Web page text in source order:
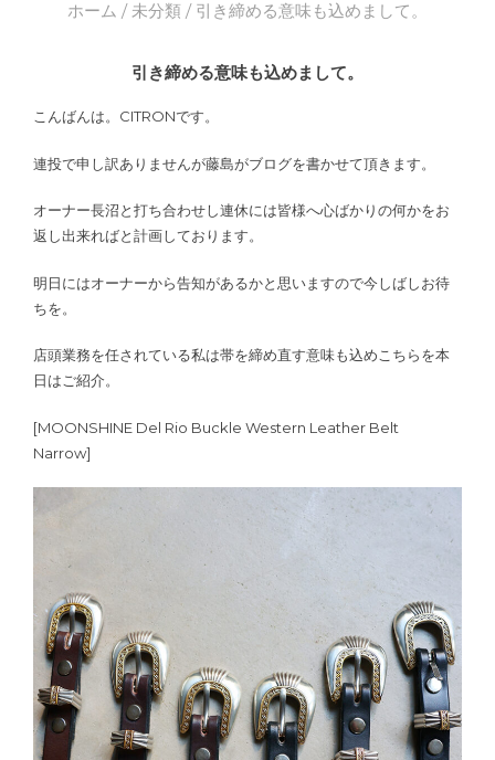
ホーム / 未分類 / 引き締める意味も込めまして。
引き締める意味も込めまして。
こんばんは。CITRONです。
連投で申し訳ありませんが藤島がブログを書かせて頂きます。
オーナー長沼と打ち合わせし連休には皆様へ心ばかりの何かをお
返し出来ればと計画しております。
明日にはオーナーから告知があるかと思いますので今しばしお待
ちを。
店頭業務を任されている私は帯を締め直す意味も込めこちらを本
日はご紹介。
[MOONSHINE Del Rio Buckle Western Leather Belt
Narrow]